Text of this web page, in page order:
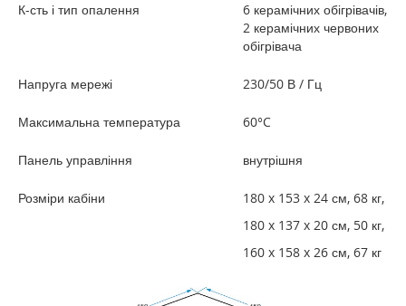
К-сть і тип опалення
6 керамічних обігрівачів,
2 керамічних червоних
обігрівача
Напруга мережі 230/50 В / Гц
Максимальна температура 60°C
Панель управління внутрішня
Розміри кабіни
180 x 153 x 24 см, 68 кг,
180 x 137 x 20 см, 50 кг,
160 x 158 x 26 см, 67 кг